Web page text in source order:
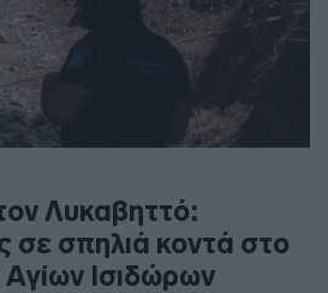
Λυκαβηττό:
σε σπηλιά κοντά στο
Ισιδώρων